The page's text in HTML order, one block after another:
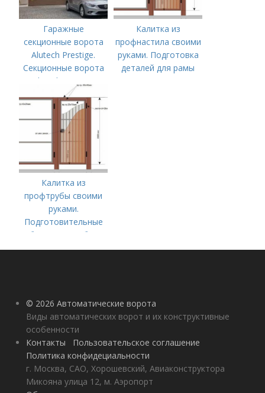
Гаражные
секционные ворота
Alutech Prestige.
Секционные ворота
Alutech Prestige
Калитка из
профнастила своими
руками. Подготовка
деталей для рамы
Калитка из
профтрубы своими
руками.
Подготовительные
работы и разработка
чертежа
© 2026 Автоматические ворота
Виды автоматических ворот и их конструктивные
особенности
Контакты
Пользовательское соглашение
Политика конфидециальности
г. Москва, САО, Хорошевский, Авиаконструктора
Микояна улица 12, м. Аэропорт